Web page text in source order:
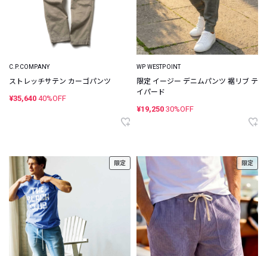
C.P.COMPANY
ストレッチサテン カーゴパンツ
¥35,640 40%OFF
WP WESTPOINT
限定 イージー デニムパンツ 裾リブ テ
イパード
¥19,250 30%OFF
限定 限定